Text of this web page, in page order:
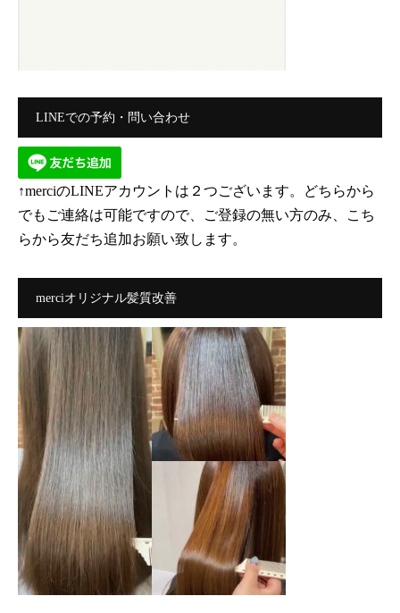
LINEでの予約・問い合わせ
↑merciのLINEアカウントは２つございます。どちらから
でもご連絡は可能ですので、ご登録の無い方のみ、こち
らから友だち追加お願い致します。
merciオリジナル髪質改善